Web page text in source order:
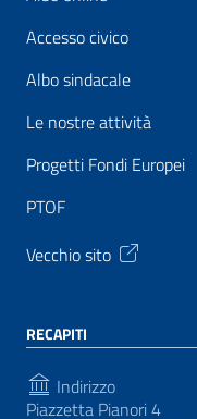
Accesso civico
Albo sindacale
Le nostre attività
Progetti Fondi Europei
PTOF
Vecchio sito
RECAPITI
Indirizzo
Piazzetta Pianori 4